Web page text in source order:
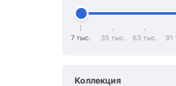
7 тыс. 35 тыс. 63 тыс. 91
Коллекция